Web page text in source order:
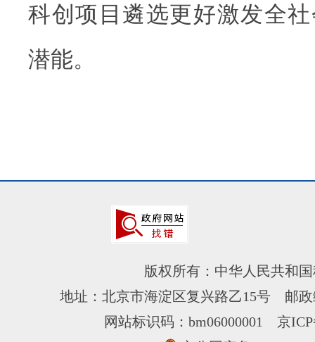
科创项目遴选更好激发全
潜能。
版权所有：中华人民共和
地址：北京市海淀区复兴路乙15号 邮
网站标识码：bm06000001 京